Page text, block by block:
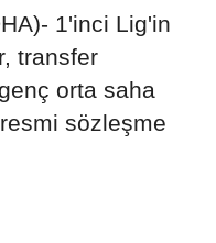
1'inci Lig'in
transfer
orta saha
sözleşme